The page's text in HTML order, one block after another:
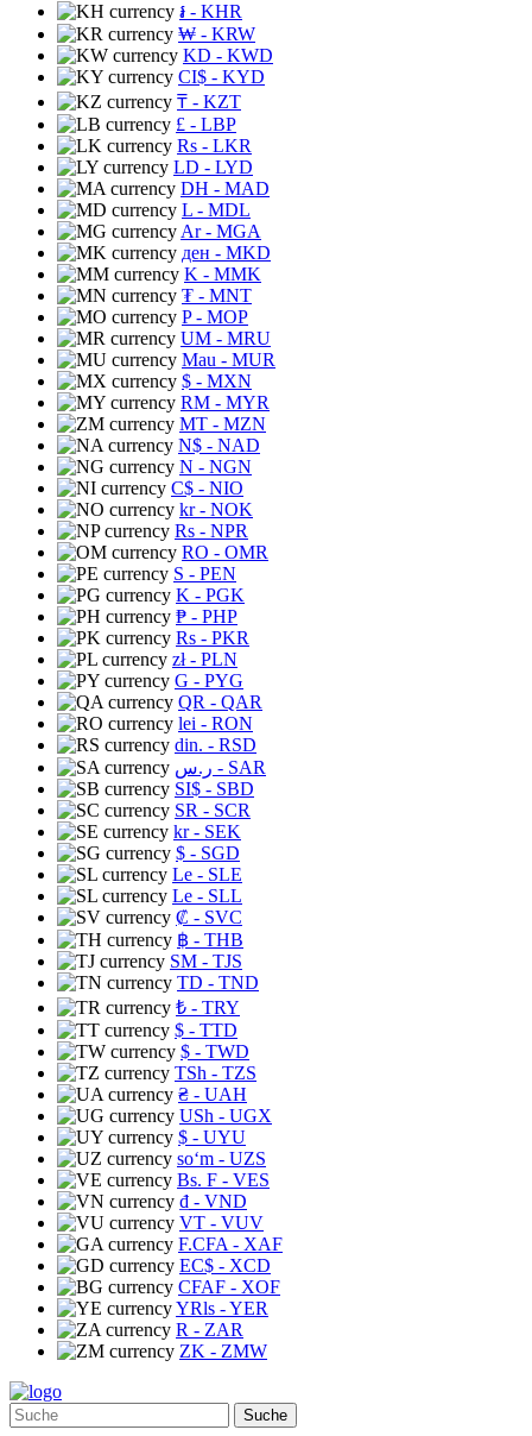
៛ - KHR
₩ - KRW
KD - KWD
CI$ - KYD
₸ - KZT
£ - LBP
Rs - LKR
LD - LYD
DH - MAD
L - MDL
Ar- MGA
ден - MKD
K - MMK
₮ - MNT
P- MOP
UM - MRU
Mau - MUR
$ - MXN
RM - MYR
MT - MZN
N$ - NAD
N - NGN
C$ - NIO
kr- NOK
Rs - NPR
RO - OMR
S - PEN
K - PGK
₱ - PHP
Rs - PKR
zł- PLN
G - PYG
QR - QAR
lei - RON
din. - RSD
ر.س - SAR
SI$ - SBD
SR - SCR
kr- SEK
$ - SGD
Le - SLE
Le - SLL
₡ - SVC
฿ - THB
ЅМ - TJS
TD - TND
₺ - TRY
$ - TTD
$ - TWD
TSh - TZS
₴ - UAH
USh - UGX
$ - UYU
soʻm - UZS
Bs. F - VES
₫ - VND
VT - VUV
F.CFA - XAF
EC$ - XCD
CFAF - XOF
YRls - YER
R - ZAR
ZK - ZMW
Suche